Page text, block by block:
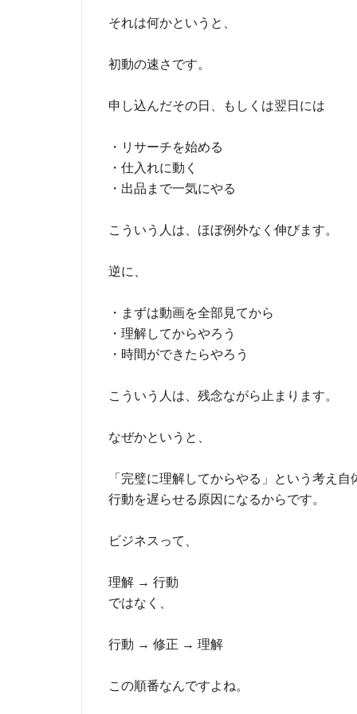
それは何かというと、
初動の速さです。
申し込んだその日、もしくは翌日には
・リサーチを始める
・仕入れに動く
・出品まで一気にやる
こういう人は、ほぼ例外なく伸びます。
逆に、
・まずは動画を全部見てから
・理解してからやろう
・時間ができたらやろう
こういう人は、残念ながら止まります。
なぜかというと、
「完璧に理解してからやる」という考え自
行動を遅らせる原因になるからです。
ビジネスって、
理解 → 行動
ではなく、
行動 → 修正 → 理解
この順番なんですよね。